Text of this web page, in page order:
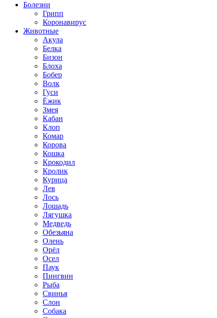
Болезни
Грипп
Коронавирус
Животные
Акула
Белка
Бизон
Блоха
Бобер
Волк
Гуси
Ёжик
Змея
Кабан
Клоп
Комар
Корова
Кошка
Крокодил
Кролик
Курица
Лев
Лось
Лошадь
Лягушка
Медведь
Обезьяна
Олень
Орёл
Осел
Паук
Пингвин
Рыба
Свинья
Слон
Собака